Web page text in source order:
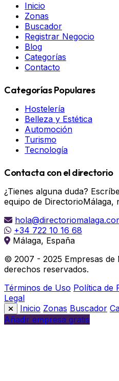
Inicio
Zonas
Buscador
Registrar Negocio
Blog
Categorías
Contacto
Categorías Populares
Hostelería
Belleza y Estética
Automoción
Turismo
Tecnología
Contacta con el directorio
¿Tienes alguna duda?
equipo de DirectorioMálaga,
+34 722 10 16 68
Málaga, España
© 2007 - 2025 Empresas de
derechos reservados.
Términos de Uso Política de
Legal
Inicio Zonas Buscador
Añadir empresa gratis